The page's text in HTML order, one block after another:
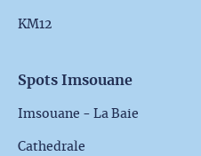
KM12
Spots Imsouane
Imsouane - La Baie
Cathedrale